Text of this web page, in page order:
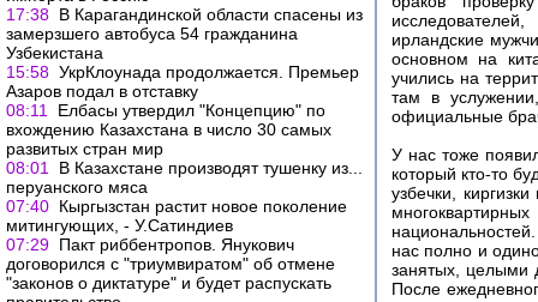
17:38 В Карагандинской области спасены из
замерзшего автобуса 54 гражданина
Узбекистана
15:58 УкрКлоунада продолжается. Премьер
Азаров подал в отставку
08:11
Елбасы утвердил "Концепцию" по
вхождению Казахстана в число 30 самых
развитых стран мир
08:01
В Казахстане производят тушенку из...
перуанского мяса
07:40 Кыргызстан растит новое поколение
митингующих, - У.Сатиндиев
07:29 Пакт риббентропов. Янукович
договорился с "триумвиратом" об отмене
"законов о диктатуре" и будет распускать
ирландские
основном на
учились на
там в
официальные
У нас тоже
который кто-то
узбечки,
нас полно и
занятых, целыми
После